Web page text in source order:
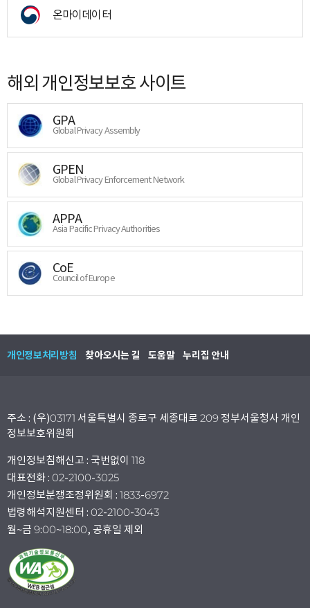
온마이데이터
해외 개인정보보호 사이트
GPA
Global Privacy Assembly
GPEN
Global Privacy Enforcement Network
APPA
Asia Pacific Privacy Authorities
CoE
Council of Europe
개인정보처리방침 찾아오시는 길 도움말 누리집 안내
주소 : (우)03171 서울특별시 종로구 세종대로 209 정부서울청사 개인
정보보호위원회
개인정보침해신고 : 국번없이 118
대표전화 : 02-2100-3025
개인정보분쟁조정위원회 : 1833-6972
법령해석지원센터 : 02-2100-3043
월~금 9:00~18:00, 공휴일 제외